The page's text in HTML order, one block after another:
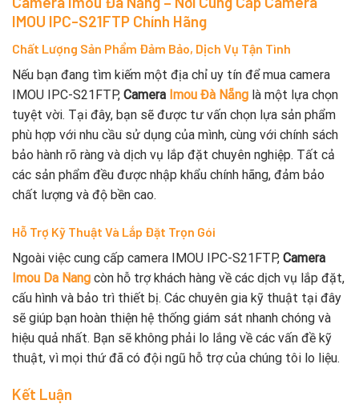
IMOU IPC-S21FTP Chính Hãng
Chất Lượng Sản Phẩm Đảm Bảo, Dịch Vụ Tận Tình
Nếu bạn đang tìm kiếm một địa chỉ uy tín để mua camera
IMOU IPC-S21FTP, Camera Imou Đà Nẵng là một lựa chọn
tuyệt vời. Tại đây, bạn sẽ được tư vấn chọn lựa sản phẩm
phù hợp với nhu cầu sử dụng của mình, cùng với chính sách
bảo hành rõ ràng và dịch vụ lắp đặt chuyên nghiệp. Tất cả
các sản phẩm đều được nhập khẩu chính hãng, đảm bảo
chất lượng và độ bền cao.
Hỗ Trợ Kỹ Thuật Và Lắp Đặt Trọn Gói
Ngoài việc cung cấp camera IMOU IPC-S21FTP, Camera
Imou Da Nang còn hỗ trợ khách hàng về các dịch vụ lắp đặt,
cấu hình và bảo trì thiết bị. Các chuyên gia kỹ thuật tại đây
sẽ giúp bạn hoàn thiện hệ thống giám sát nhanh chóng và
hiệu quả nhất. Bạn sẽ không phải lo lắng về các vấn đề kỹ
thuật, vì mọi thứ đã có đội ngũ hỗ trợ của chúng tôi lo liệu.
Kết Luận